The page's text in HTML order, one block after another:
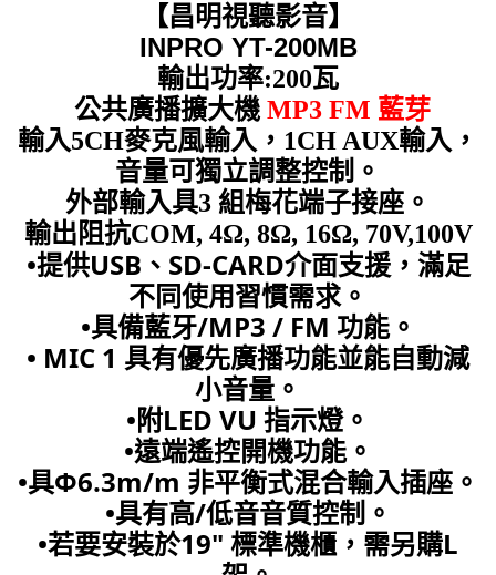
【昌明視聽影音】
INPRO YT-200MB
輸出功率:200瓦
公共廣播擴大機 MP3 FM 藍芽
輸入5CH麥克風輸入，1CH AUX輸入，
音量可獨立調整控制。
外部輸入具3 組梅花端子接座。
輸出阻抗COM, 4Ω, 8Ω, 16Ω, 70V,100V
•提供USB、SD-CARD介面支援，滿足
不同使用習慣需求。
•具備藍牙/MP3 / FM 功能。
• MIC 1 具有優先廣播功能並能自動減
小音量。
•附LED VU 指示燈。
•遠端遙控開機功能。
•具Φ6.3m/m 非平衡式混合輸入插座。
•具有高/低音音質控制。
•若要安裝於19" 標準機櫃，需另購L